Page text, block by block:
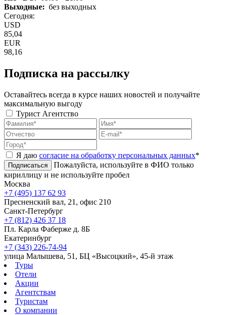
Выходные: без выходных
Сегодня:
USD
85,04
EUR
98,16
Подписка на рассылку
Оставайтесь всегда в курсе наших новостей и получайте
максимальную выгоду
Турист Агентство
Я даю согласие на обработку персональных данных*
Подписаться
Пожалуйста, используйте в ФИО только
кириллицу и не используйте пробел
Москва
+7 (495) 137 62 93
Пресненский вал, 21, офис 210
Санкт-Петербург
+7 (812) 426 37 18
Пл. Карла Фаберже д. 8Б
Екатеринбург
+7 (343) 226-74-94
улица Малышева, 51, БЦ «Высоцкий», 45-й этаж
Туры
Отели
Акции
Агентствам
Туристам
О компании